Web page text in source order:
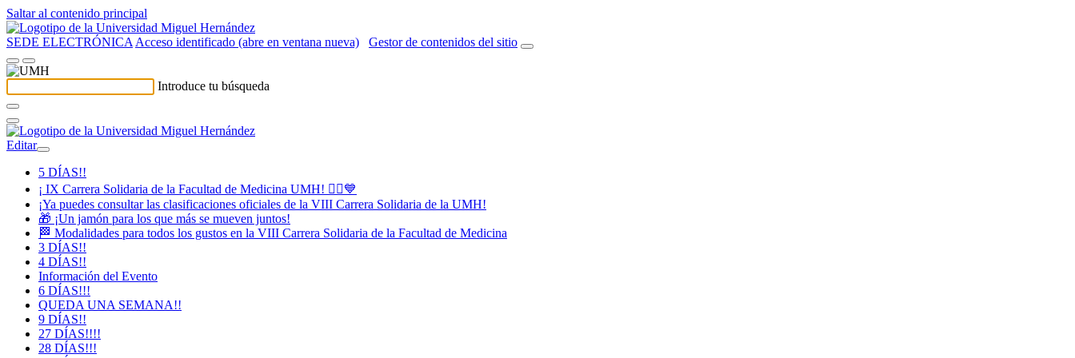
Saltar al contenido principal
SEDE ELECTRÓNICA Acceso identificado (abre en ventana nueva) Gestor de contenidos del sitio
Introduce tu búsqueda
Editar
5 DÍAS!!
¡ IX Carrera Solidaria de la Facultad de Medicina UMH! 🏃‍♀️💙
¡Ya puedes consultar las clasificaciones oficiales de la VIII Carrera Solidaria de la UMH!
🎁 ¡Un jamón para los que más se mueven juntos!
🏁 Modalidades para todos los gustos en la VIII Carrera Solidaria de la Facultad de Medicina
3 DÍAS!!
4 DÍAS!!
Información del Evento
6 DÍAS!!!
QUEDA UNA SEMANA!!
9 DÍAS!!
27 DÍAS!!!!
28 DÍAS!!!